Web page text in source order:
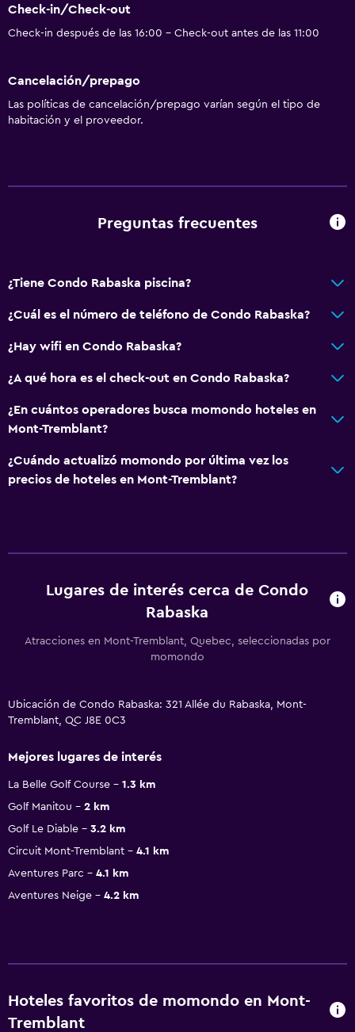
Check-in/Check-out
Check-in después de las 16:00 - Check-out antes de las 11:00
Cancelación/prepago
Las políticas de cancelación/prepago varían según el tipo de
habitación y el proveedor.
Preguntas frecuentes
¿Tiene Condo Rabaska piscina?
¿Cuál es el número de teléfono de Condo Rabaska?
¿Hay wifi en Condo Rabaska?
¿A qué hora es el check-out en Condo Rabaska?
¿En cuántos operadores busca momondo hoteles en
Mont-Tremblant?
¿Cuándo actualizó momondo por última vez los
precios de hoteles en Mont-Tremblant?
Lugares de interés cerca de Condo
Rabaska
Atracciones en Mont-Tremblant, Quebec, seleccionadas por
momondo
Ubicación de Condo Rabaska: 321 Allée du Rabaska, Mont-
Tremblant, QC J8E 0C3
Mejores lugares de interés
La Belle Golf Course
1.3 km
Golf Manitou
2 km
Golf Le Diable
3.2 km
Circuit Mont-Tremblant
4.1 km
Aventures Parc
4.1 km
Aventures Neige
4.2 km
Hoteles favoritos de momondo en Mont-
Tremblant